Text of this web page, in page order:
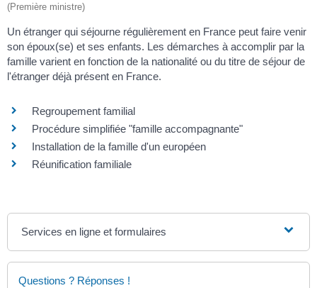
(Première ministre)
Un étranger qui séjourne régulièrement en France peut faire venir
son époux(se) et ses enfants. Les démarches à accomplir par la
famille varient en fonction de la nationalité ou du titre de séjour de
l'étranger déjà présent en France.
Regroupement familial
Procédure simplifiée "famille accompagnante"
Installation de la famille d'un européen
Réunification familiale
Services en ligne et formulaires
Questions ? Réponses !